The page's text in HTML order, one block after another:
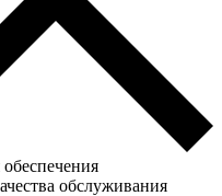
обслуживания